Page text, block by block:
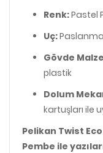
Renk:Pastel
Uç:
Gövde
plastik
Dolum
kartuşları ile
Pelikan Twist
Pembe ile